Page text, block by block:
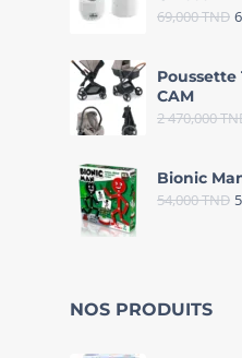
69,000TND
Poussette
CAM
2 470,000
Bionic
54,000TND
NOS PRODUITS